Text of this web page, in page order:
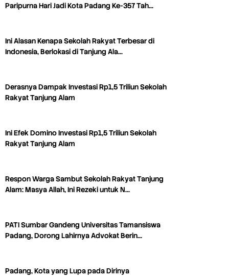
Paripurna Hari Jadi Kota Padang Ke-357 Tah…
Ini Alasan Kenapa Sekolah Rakyat Terbesar di
Indonesia, Berlokasi di Tanjung Ala…
Derasnya Dampak Investasi Rp1,5 Triliun Sekolah
Rakyat Tanjung Alam
Ini Efek Domino Investasi Rp1,5 Triliun Sekolah
Rakyat Tanjung Alam
Respon Warga Sambut Sekolah Rakyat Tanjung
Alam: Masya Allah, Ini Rezeki untuk N…
PATI Sumbar Gandeng Universitas Tamansiswa
Padang, Dorong Lahirnya Advokat Berin…
Padang, Kota yang Lupa pada Dirinya